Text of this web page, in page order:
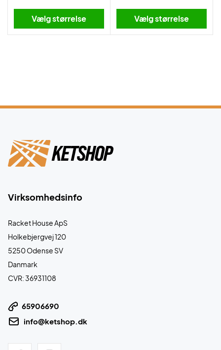
Vælg størrelse Vælg størrelse
Virksomhedsinfo
Racket House ApS
Holkebjergvej 120
5250 Odense SV
Danmark
CVR: 36931108
65906690
info@ketshop.dk